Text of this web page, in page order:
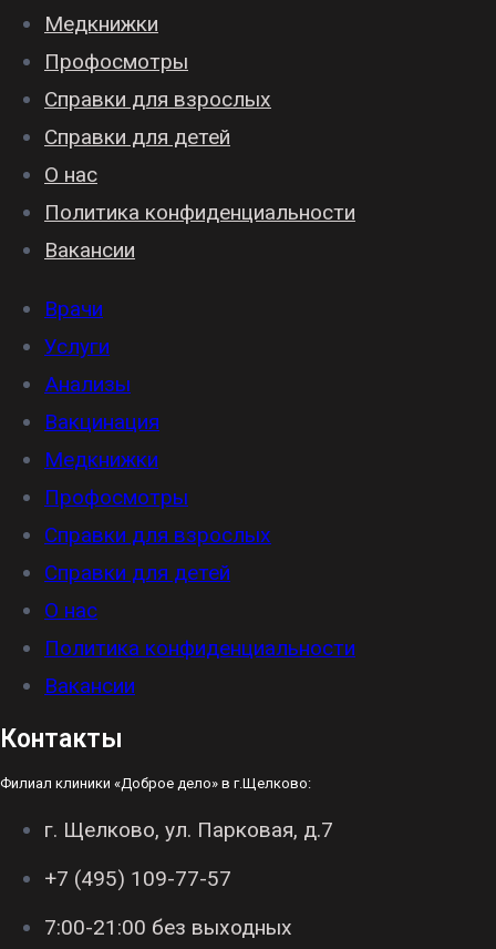
Медкнижки
Профосмотры
Справки для взрослых
Справки для детей
О нас
Политика конфиденциальности
Вакансии
Врачи
Услуги
Анализы
Вакцинация
Медкнижки
Профосмотры
Справки для взрослых
Справки для детей
О нас
Политика конфиденциальности
Вакансии
Контакты
Филиал клиники «Доброе дело» в г.Щелково:
г. Щелково, ул. Парковая, д.7
+7 (495) 109-77-57
7:00-21:00 без выходных